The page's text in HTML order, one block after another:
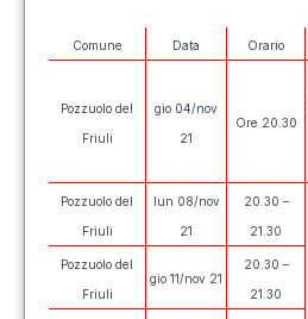
Comune Data Orario
Pozzuolo del
Friuli
gio 04/nov
21
Ore 20.30
Pozzuolo del
Friuli
lun 08/nov
21
20.30 –
21.30
Pozzuolo del
Friuli
gio 11/nov 21
20.30 –
21.30